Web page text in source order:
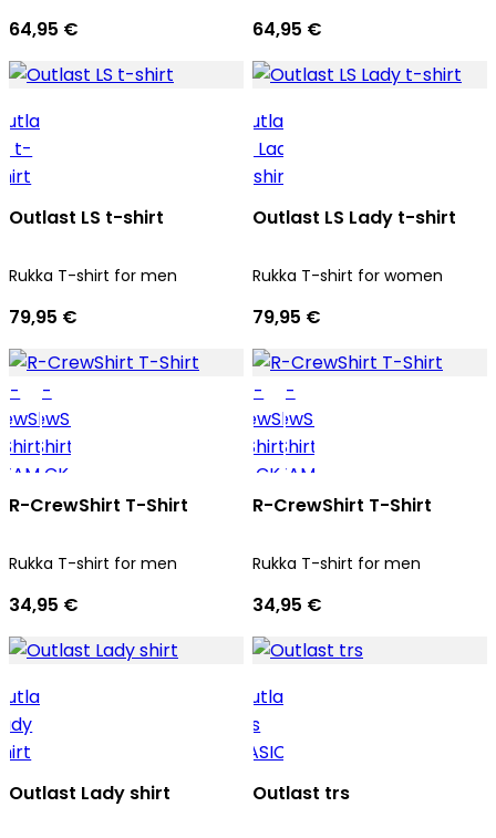
64,95 € 64,95 €
Outlast LS t-shirt
Rukka T-shirt for men
79,95 €
Outlast LS Lady t-shirt
Rukka T-shirt for women
79,95 €
R-CrewShirt T-Shirt
Rukka T-shirt for men
34,95 €
R-CrewShirt T-Shirt
Rukka T-shirt for men
34,95 €
Outlast Lady shirt Outlast trs